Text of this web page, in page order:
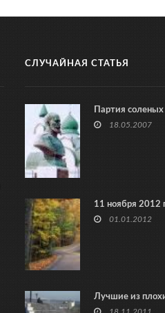
СЛУЧАЙНАЯ СТАТЬЯ
Партия соленых
18.05.2007
11 ноября 2012
01.01.2012
Лучшие из